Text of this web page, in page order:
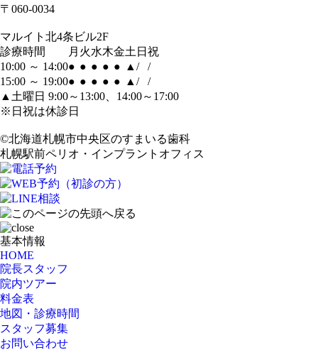
〒060-0034
マルイト北4条ビル2F
診療時間
月 火水木金土 日 祝
10:00 ～ 14:00● ● ● ● ● ▲ /
/
15:00 ～ 19:00● ● ● ● ● ▲ /
/
▲土曜日 9:00～13:00、14:00～17:00
※日祝は休診日
©北海道札幌市中央区のすまいる歯科
札幌駅前ペリオ・インプラントオフィス
基本情報
HOME
院長スタッフ
院内ツアー
料金表
地図・診療時間
スタッフ募集
お問い合わせ